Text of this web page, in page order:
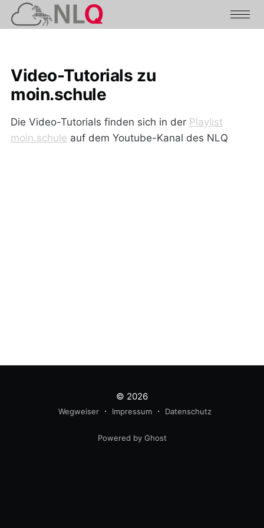
Video-Tutorials zu
moin.schule
Die Video-Tutorials finden sich in der Playlist
moin.schule auf dem Youtube-Kanal des NLQ
© 2026
Wegweiser Impressum Datenschutz
Powered by Ghost